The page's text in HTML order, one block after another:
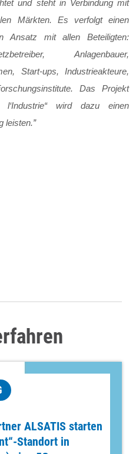
und steht in Verbindung mit
Märkten. Es verfolgt einen
Ansatz mit allen Beteiligten:
Anlagenbauer,
Start-ups, Industrieakteure,
Das Projekt
wird dazu einen
leisten.”
ALSATIS starten
Standort in